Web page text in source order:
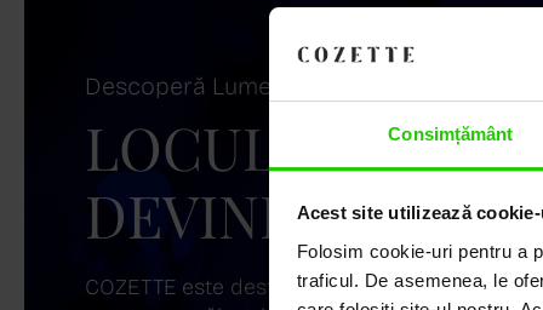
Consimțământ
Acest site utilizează
Folosim cookie-uri pentru a
traficul. De asemenea, le
Descoperă Lumea COZETTE,
LOCUL UNDE
DEVINE ARTĂ!
COZETTE este destinația ta de top pentru